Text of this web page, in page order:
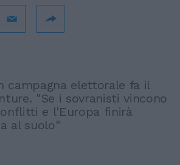
campagna elettorale fa il
"Se i sovranisti vincono
e l'Europa finirà
al suolo"